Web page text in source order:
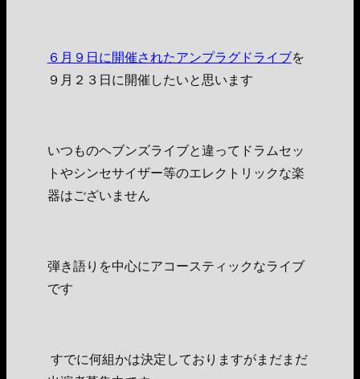
６月９日に開催されたアンプラグドライブを
９月２３日に開催したいと思います
いつものヘブンズライブと違ってドラムセッ
トやシンセサイザー等のエレクトリックな楽
器はございません
弾き語りを中心にアコースティックなライブ
です
すでに何組かは決定しておりますがまだまだ